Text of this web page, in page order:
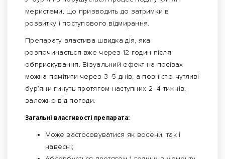
меристеми, що призводить до затримки в
розвитку і поступового відмирання.
Препарату властива швидка дія, яка
розпочинається вже через 12 годин після
обприскування. Візуальний ефект на посівах
можна помітити через 3–5 днів, а повністю чутливі
бур’яни гинуть протягом наступних 2–4 тижнів,
залежно від погоди.
Загальні властивості препарата:
Може застосовуватися як восени, так і
навесні;